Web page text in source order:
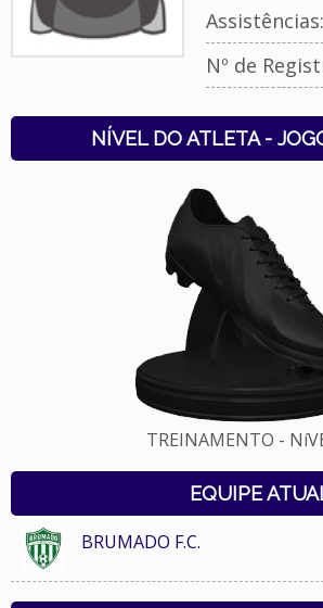
Assistências:
Nº de
NÍVEL DO ATLETA -
TREINAMENTO -
EQUIPE
BRUMADO F.C.